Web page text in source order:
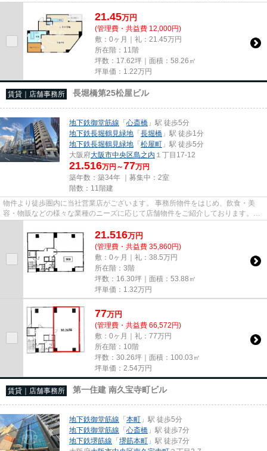
尚、弊社ではおとり広告は一切...
21.45万円
(管理費・共益費 12,000円)
敷：0ヶ月｜礼：21.45万円
所在階：11階
坪数：17.62坪｜面積：58.26㎡
坪単価： 1.22万円
賃貸｜店舗事務所 長堀橋第25松屋ビル
地下鉄御堂筋線 「心斎橋 」駅 徒歩5分
地下鉄長堀鶴見緑地 「長堀橋 」駅 徒歩1分
地下鉄長堀鶴見緑地 「松屋町 」駅 徒歩5分
大阪府大阪市中央区島之内 １丁目17-12
21.516万円～77万円
築年数：築34年 ｜募集中： 2室
階数：11階建
物件より徒歩圏内に当社営業店がございます。 事務所物件をはじめ、飲食・美
容・物販などの様々な業種のニーズに応じて店舗物件をご紹介しております。
尚、弊社ではおとり広告は一切...
21.516万円
(管理費・共益費 35,860円)
敷：0ヶ月｜礼：38.5万円
所在階：3階
坪数：16.30坪｜面積：53.88㎡
坪単価： 1.32万円
77万円
(管理費・共益費 66,572円)
敷：0ヶ月｜礼：77万円
所在階：10階
坪数：30.26坪｜面積：100.03㎡
坪単価： 2.54万円
賃貸｜店舗事務所 第一住建 南久宝寺町ビル
地下鉄御堂筋線 「本町 」駅 徒歩5分
地下鉄御堂筋線 「心斎橋 」駅 徒歩7分
地下鉄堺筋線 「堺筋本町 」駅 徒歩7分